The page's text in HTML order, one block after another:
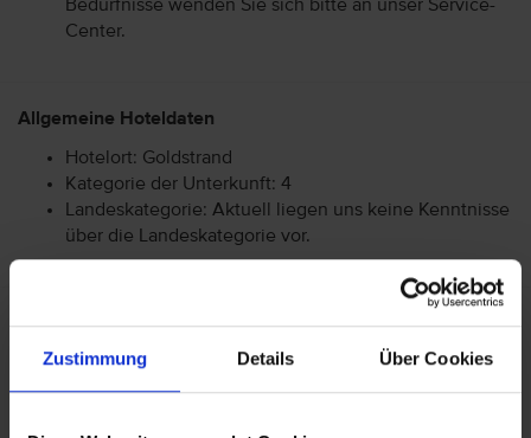
Zustimmung Details Über Cookies
Bedürfnisse wenden Sie sich bitte an unser Service-
Center.
Allgemeine Hoteldaten
Hotelort: Goldstrand
Kategorie der Unterkunft: 4
Landeskategorie: Aktuell liegen uns keine Kenntnisse
über die Landeskategorie vor.
Achtung: Bitte beachten Sie, dass der Check-In am
Flughafen bei einigen Fluggesellschaften kostenpflichtig
ist. Freigepäck und Verpflegung während des Fluges